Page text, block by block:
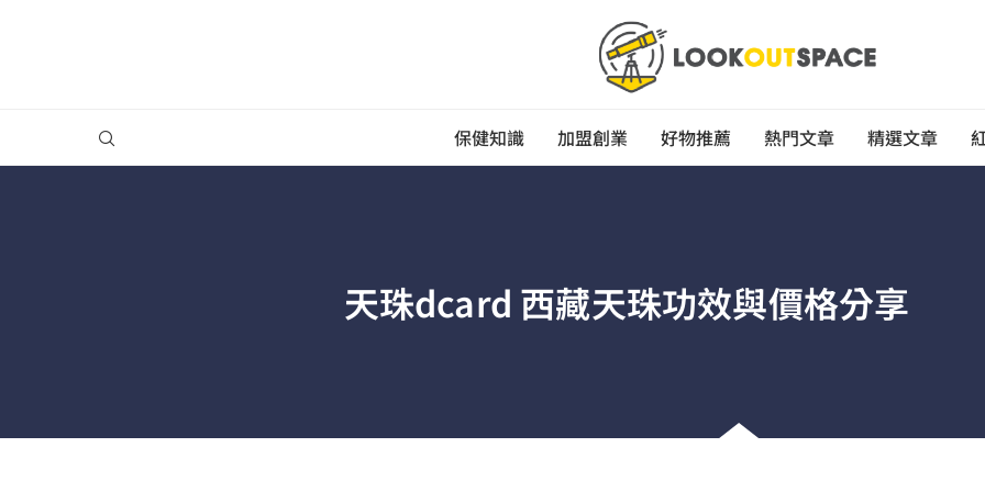
保健知識 加盟創業 好物推薦 熱門文章 精選文章
天珠dcard 西藏天珠功效與價格分享